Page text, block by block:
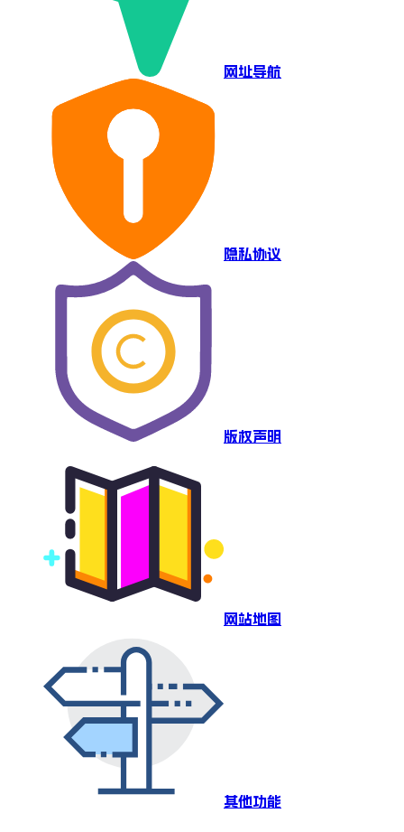
网址导航
隐私协议
版权声明
网站地图
其他功能